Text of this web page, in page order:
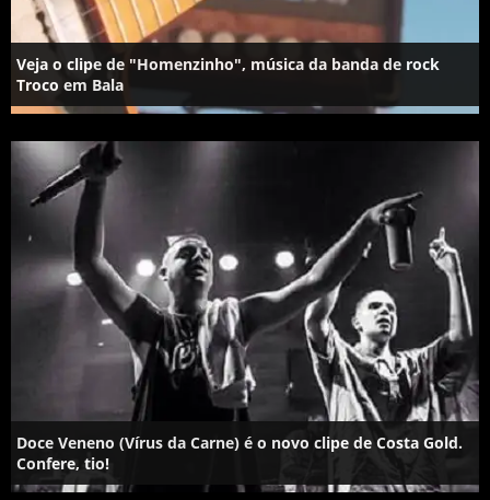
Veja o clipe de "Homenzinho", música da banda de rock
Troco em Bala
Doce Veneno (Vírus da Carne) é o novo clipe de Costa Gold.
Confere, tio!